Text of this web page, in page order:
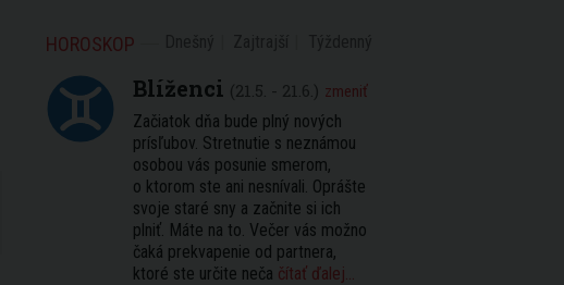
HOROSKOP
Blíženci (21.5. - 21.6.) zmeniť
Začiatok dňa bude plný nových
prísľubov. Stretnutie s neznámou
osobou vás posunie smerom,
o ktorom ste ani nesnívali. Oprášte
svoje staré sny a začnite si ich
plniť. Máte na to. Večer vás možno
čaká prekvapenie od partnera,
ktoré ste určite neča čítať ďalej...